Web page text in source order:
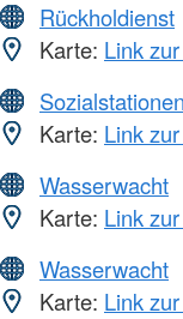
Rückholdienst
Karte: Link
Sozialstationen
Karte: Link
Wasserwacht
Karte: Link
Wasserwacht
Karte: Link